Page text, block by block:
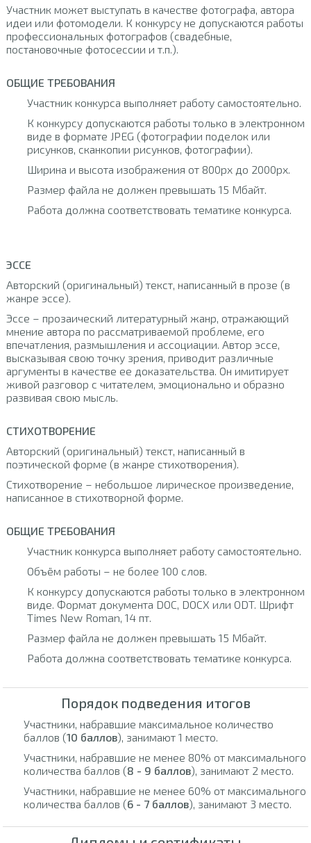
Участник может выступать в качестве фотографа, автора
идеи или фотомодели. К конкурсу не допускаются работы
профессиональных фотографов (свадебные,
постановочные фотосессии и т.п.).
ОБЩИЕ ТРЕБОВАНИЯ
Участник конкурса выполняет работу самостоятельно.
К конкурсу допускаются работы только в электронном
виде в формате JPEG (фотографии поделок или
рисунков, сканкопии рисунков, фотографии).
Ширина и высота изображения от 800px до 2000px.
Размер файла не должен превышать 15 Мбайт.
Работа должна соответствовать тематике конкурса.
ЭССЕ
Авторский (оригинальный) текст, написанный в прозе (в
жанре эссе).
Эссе – прозаический литературный жанр, отражающий
мнение автора по рассматриваемой проблеме, его
впечатления, размышления и ассоциации. Автор эссе,
высказывая свою точку зрения, приводит различные
аргументы в качестве ее доказательства. Он имитирует
живой разговор с читателем, эмоционально и образно
развивая свою мысль.
СТИХОТВОРЕНИЕ
Авторский (оригинальный) текст, написанный в
поэтической форме (в жанре стихотворения).
Стихотворение – небольшое лирическое произведение,
написанное в стихотворной форме.
ОБЩИЕ ТРЕБОВАНИЯ
Участник конкурса выполняет работу самостоятельно.
Объём работы – не более 100 слов.
К конкурсу допускаются работы только в электронном
виде. Формат документа DOC, DOCX или ODT. Шрифт
Times New Roman, 14 пт.
Размер файла не должен превышать 15 Мбайт.
Работа должна соответствовать тематике конкурса.
Порядок подведения итогов
Участники, набравшие максимальное количество
баллов (10 баллов), занимают 1 место.
Участники, набравшие не менее 80% от максимального
количества баллов (8 - 9 баллов), занимают 2 место.
Участники, набравшие не менее 60% от максимального
количества баллов (6 - 7 баллов), занимают 3 место.